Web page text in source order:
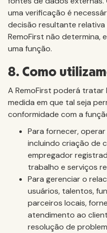
uma verificação é
decisão resultante
RemoFirst não determina,
uma função.
8. Como
A RemoFirst poderá tratar
medida em que tal seja
conformidade com a
Para fornecer,
incluindo criação de
empregador
trabalho e serviços
Para gerenciar o
usuários, talentos,
parceiros locais,
atendimento ao
resolução de